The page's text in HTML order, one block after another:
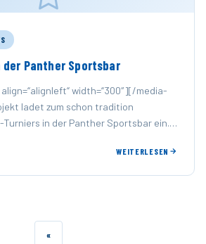
Panther Sportsbar
width=“300″][/media-
ladet zum schon tradition
in der Panther Sportsbar ein.
WEITERLESEN
«